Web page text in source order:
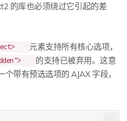
的库也必须绕过它引起的差
元素支持所有核心选项，
的支持已被弃用。这意
带有预选选项的 AJAX 字段，